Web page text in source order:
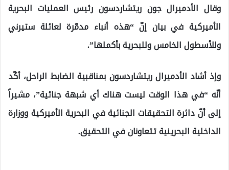
وقال الأدميرال جون ريتشاردسون رئيس العمليات البحرية
الأميركية في بيان إنّ “هذه أنباء مدمّرة لعائلة ستيرني
وللأسطول الخامس وللبحرية بأكملها”.
وإذ أشاد الأدميرال ريتشاردسون بمناقبية الضابط الراحل، أكّد
أنّه “في هذا الوقت ليست هناك أي شبهة جنائية”، مشيراً
إلى أنّ دائرة التحقيقات الجنائية في البحرية الأميركية ووزارة
الداخلية البحرينية تتعاونان في التحقيق.